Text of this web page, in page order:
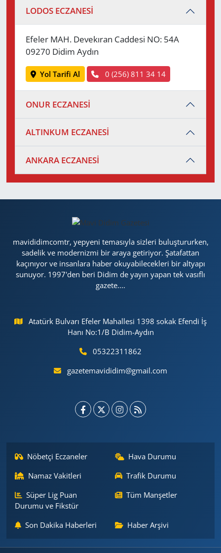
LODOS ECZANESİ
Efeler MAH. Devekıran Caddesi NO: 54A
09270 Didim Aydın
Yol Tarifi Al 0 (256) 811 34 14
ONUR ECZANESİ
ALTINKUM ECZANESİ
ANKARA ECZANESİ
mavididimcomtr, yepyeni temasıyla sizleri buluştururken,
sadelik ve modernizmi bir araya getiriyor. Şatafattan
kaçınıyor ve insanlara haber okuyabilecekleri bir altyapı
sunuyor. 1997'den beri Didim de yayın yapan tek vasıflı
gazete....
Atatürk Bulvarı Efeler Mahallesi 1398 sokak Efendi İş
Hanı No:1/B Didim-Aydın
05322311862
gazetemavididim@gmail.com
Nöbetçi Eczaneler
Hava Durumu
Namaz Vakitleri
Trafik Durumu
Süper Lig Puan
Durumu ve Fikstür
Tüm Manşetler
Son Dakika Haberleri Haber Arşivi